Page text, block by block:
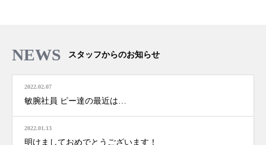
NEWS スタッフからのお知らせ
2022.02.07
敏腕社員 ピー達の最近は…
2022.01.13
明けましておめでとうございます！